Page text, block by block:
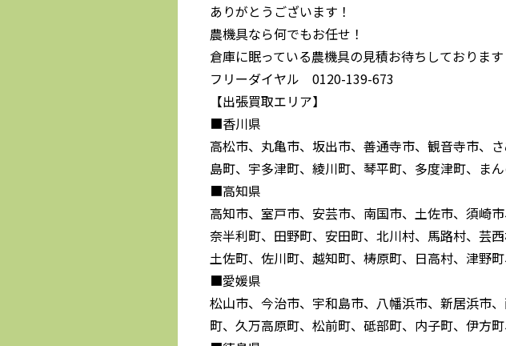
ありがとうございます！
農機具なら何でもお任せ！
倉庫に眠っている農機具の見積お待ちしております
フリーダイヤル 0120-139-673
【出張買取エリア】
■香川県
高松市、丸亀市、坂出市、善通寺市、観音寺市、
島町、宇多津町、綾川町、琴平町、多度津町、ま
■高知県
高知市、室戸市、安芸市、南国市、土佐市、須崎
奈半利町、田野町、安田町、北川村、馬路村、芸
土佐町、佐川町、越知町、梼原町、日高村、津野
■愛媛県
松山市、今治市、宇和島市、八幡浜市、新居浜市
町、久万高原町、松前町、砥部町、内子町、伊方